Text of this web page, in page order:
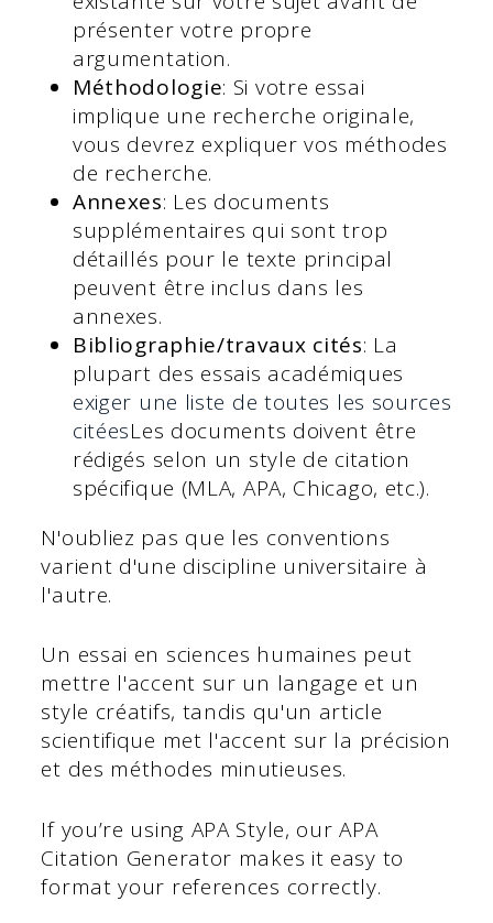
présenter votre propre
argumentation.
Méthodologie: Si votre essai
implique une recherche originale,
vous devrez expliquer vos méthodes
de recherche.
Annexes: Les documents
supplémentaires qui sont trop
détaillés pour le texte principal
peuvent être inclus dans les
annexes.
Bibliographie/travaux cités: La
plupart des essais académiques
exiger une liste de toutes les sources
citéesLes documents doivent être
rédigés selon un style de citation
spécifique (MLA, APA, Chicago, etc.).
N'oubliez pas que les conventions
varient d'une discipline universitaire à
l'autre.
Un essai en sciences humaines peut
mettre l'accent sur un langage et un
style créatifs, tandis qu'un article
scientifique met l'accent sur la précision
et des méthodes minutieuses.
If you’re using APA Style, our APA
Citation Generator makes it easy to
format your references correctly.